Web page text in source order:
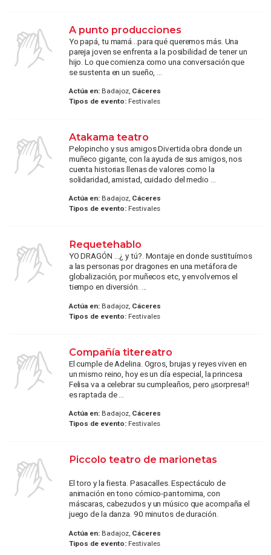
A punto producciones
Yo papá, tu mamá...para qué queremos más. Una
pareja joven se enfrenta a la posibilidad de tener un
hijo. Lo que comienza como una conversación que
se sustenta en un sueño, ...
Actúa en:Badajoz, Cáceres
Tipos de evento:Festivales
Atakama teatro
Pelopincho y sus amigos Divertida obra donde un
muñeco gigante, con la ayuda de sus amigos, nos
cuenta historias llenas de valores como la
solidaridad, amistad, cuidado del medio ...
Actúa en:Badajoz, Cáceres
Tipos de evento:Festivales
Requetehablo
YO DRAGÓN ...¿ y tú?. Montaje en donde sustituímos
a las personas por dragones en una metáfora de
globalización, por muñecos etc, y envolvemos el
tiempo en diversión. ...
Actúa en:Badajoz, Cáceres
Tipos de evento:Festivales
Compañía titereatro
El cumple de Adelina. Ogros, brujas y reyes viven en
un mismo reino, hoy es un día especial, la princesa
Felisa va a celebrar su cumpleaños, pero ¡¡sorpresa!!
es raptada de ...
Actúa en:Badajoz, Cáceres
Tipos de evento:Festivales
Piccolo teatro de marionetas
El toro y la fiesta. Pasacalles. Espectáculo de
animación en tono cómico-pantomima, con
máscaras, cabezudos y un músico que acompaña el
juego de la danza. 90 minutos de duración.
Actúa en:Badajoz, Cáceres
Tipos de evento:Festivales